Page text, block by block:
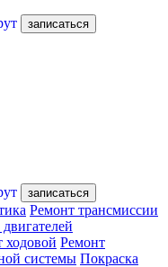
записаться
записаться
Ремонт трансмиссии
ходовой Ремонт
системы Покраска